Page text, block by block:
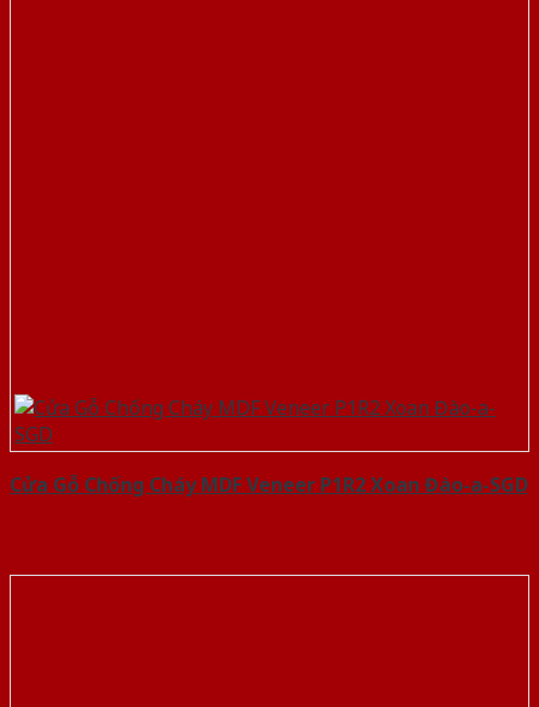
Cửa Gỗ Chống Cháy MDF Veneer P1R2 Xoan Đào-a-SGD